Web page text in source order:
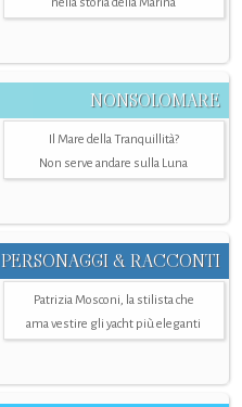
NONSOLOMARE
Il Mare della Tranquillità?
Non serve andare sulla Luna
PERSONAGGI & RACCONTI
Patrizia Mosconi, la stilista che
ama vestire gli yacht più eleganti